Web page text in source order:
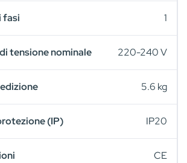
fasi 1
tensione nominale 220-240 V
5.6 kg
(IP) IP20
CE